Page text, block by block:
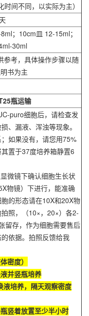
间不同，以实际为主）
；10cm皿 12-15ml；
30ml
参考，具体操作步骤以随
书为主
瓶运输
puro细胞后，请检查发
、漏液、浑浊等现象。
如果没有，请您用75%
置于37度培养箱静置6
微镜下确认细胞生长状
物镜）下进行，能准确
的形态请在10X和20X物
照，（10×，20×）各2-
留存，作为细胞需要售后
依据。拍照反馈给我
密度）
并竖瓶培养
培养，隔天观察密度
竖着放置至少半小时